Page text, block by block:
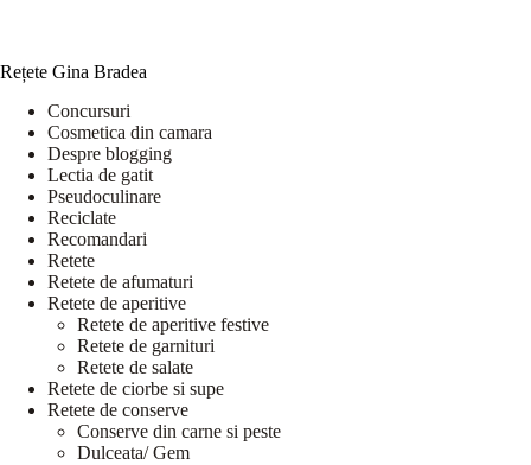
Rețete Gina Bradea
Concursuri
Cosmetica din camara
Despre blogging
Lectia de gatit
Pseudoculinare
Reciclate
Recomandari
Retete
Retete de afumaturi
Retete de aperitive
Retete de aperitive festive
Retete de garnituri
Retete de salate
Retete de ciorbe si supe
Retete de conserve
Conserve din carne si peste
Dulceata/ Gem